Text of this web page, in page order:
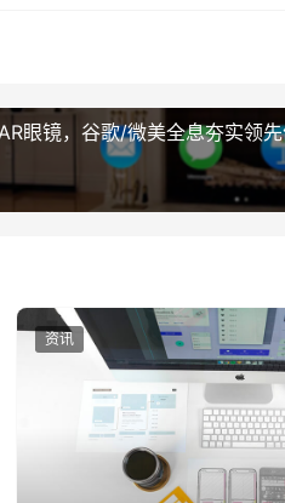
眼镜，谷歌/微美全息夯实领
资讯